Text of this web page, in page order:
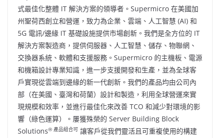
式最佳化整體 IT 解決方案的領導者。Supermicro 在美國加
州聖荷西創立和營運，致力為企業、雲端、人工智慧 (AI) 和
5G 電訊/邊緣 IT 基礎設施提供市場創新。我們是全方位的 IT
解決方案製造商，提供伺服器、人工智慧、儲存、物聯網、
交換器系統、軟體和支援服務。Supermicro 的主機板、電源
和機箱設計專業知識，進一步支援開發和生產，並為全球客
戶實現從雲端到邊緣的新一代創新。我們的產品均由公司內
部（在美國、臺灣和荷蘭）設計和製造，利用全球營運來實
現規模和效率，並進行最佳化來改善 TCO 和減少對環境的影
響（綠色運算）。屢獲殊榮的 Server Building Block
Solutions® 產品組合可 讓客戶從我們靈活且可重複使用的構建